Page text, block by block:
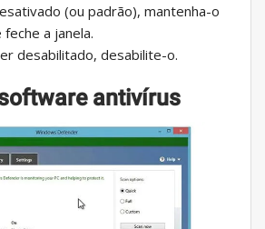
(ou padrão), mantenha-o
a janela.
desabilitado, desabilite-o.
antivírus